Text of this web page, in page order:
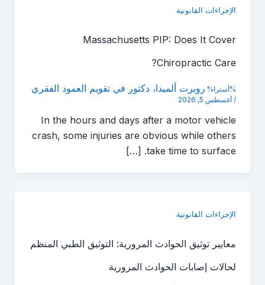
الإجراءات القانونية
Massachusetts PIP: Does It Cover
Chiropractic Care?
%أسترا% روبرت ألميدا، دكتور في تقويم العمود الفقري
/ أغسطس 5, 2026
In the hours and days after a motor vehicle
crash, some injuries are obvious while others
take time to surface. […]
الإجراءات القانونية
معايير توثيق الحوادث المرورية: التوثيق الطبي المنظم
لحالات إصابات الحوادث المرورية